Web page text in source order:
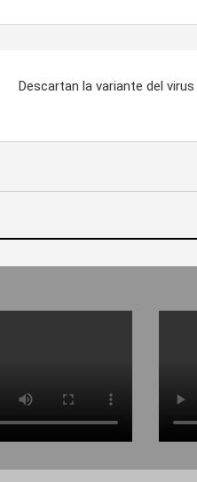
Descartan la variante del